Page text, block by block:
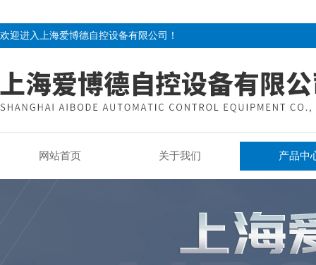
欢迎进入上海爱博德自控设备有限公司！
网站首页 关于我们 产品中